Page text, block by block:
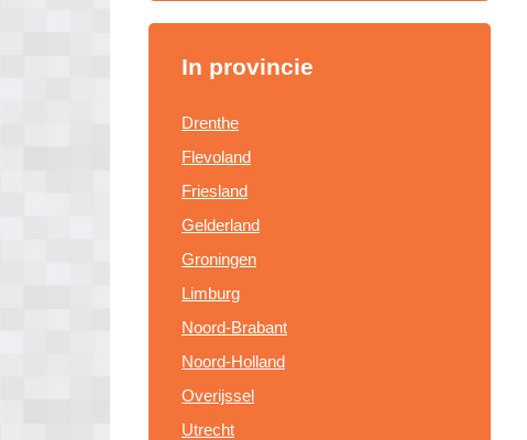
In provincie
Drenthe
Flevoland
Friesland
Gelderland
Groningen
Limburg
Noord-Brabant
Noord-Holland
Overijssel
Utrecht